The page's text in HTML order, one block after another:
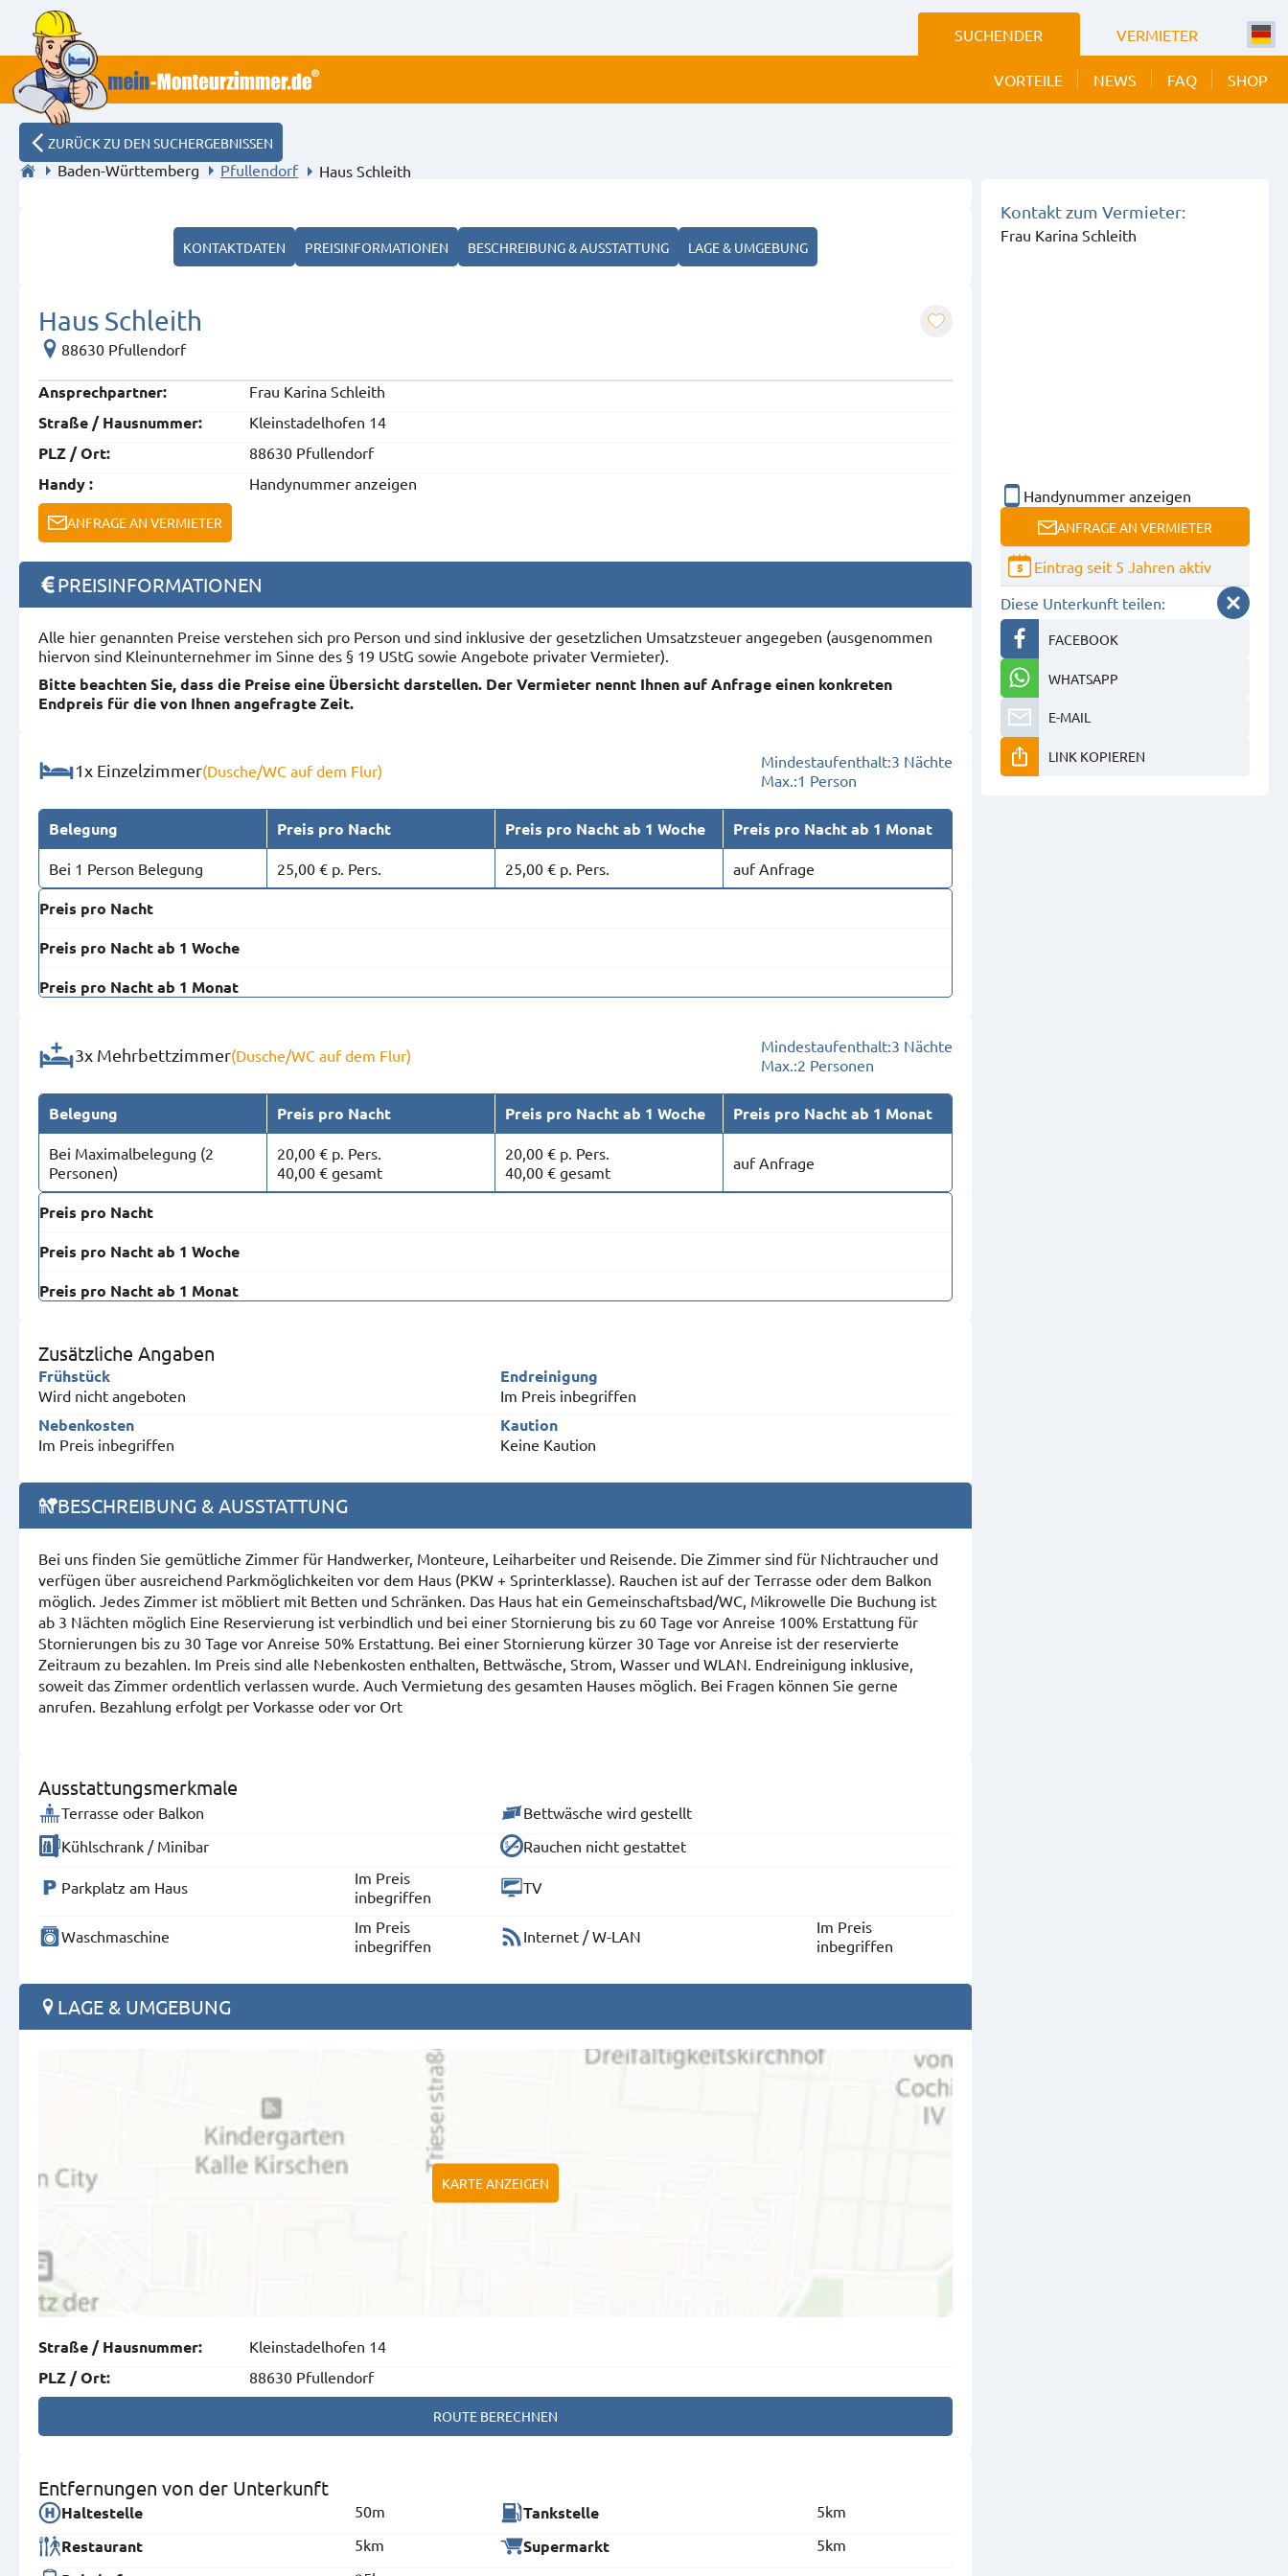
SUCHENDER VERMIETER
VORTEILE NEWS FAQ SHOP
ZURÜCK ZU DEN SUCHERGEBNISSEN
Baden-Württemberg Pfullendorf Haus Schleith
KONTAKTDATEN PREISINFORMATIONEN BESCHREIBUNG & AUSSTATTUNG LAGE & UMGEBUNG
Haus Schleith
88630 Pfullendorf
Ansprech­partner: Frau Karina Schleith
Straße / Hausnummer: Kleinstadelhofen 14
PLZ / Ort: 88630 Pfullendorf
Handy : Handynummer anzeigen
ANFRAGE AN VERMIETER
PREISINFORMATIONEN
Alle hier genannten Preise verstehen sich pro Person und sind inklusive der gesetzlichen Umsatzsteuer angegeben (ausgenommen
hiervon sind Kleinunternehmer im Sinne des § 19 UStG sowie Angebote privater Vermieter).
Bitte beachten Sie, dass die Preise eine Übersicht darstellen. Der Vermieter nennt Ihnen auf Anfrage einen konkreten
Endpreis für die von Ihnen angefragte Zeit.
1x Einzelzimmer(Dusche/WC auf dem Flur) Mindestaufenthalt:3 Nächte
Max.:1 Person
Belegung Preis pro Nacht Preis pro Nacht ab 1 Woche Preis pro Nacht ab 1 Monat
Bei 1 Person Belegung 25,00 € p. Pers. 25,00 € p. Pers. auf Anfrage
Preis pro Nacht
Preis pro Nacht ab 1 Woche
Preis pro Nacht ab 1 Monat
3x Mehrbettzimmer(Dusche/WC auf dem Flur) Mindestaufenthalt:3 Nächte
Max.:2 Personen
Belegung Preis pro Nacht Preis pro Nacht ab 1 Woche Preis pro Nacht ab 1 Monat
Bei Maximal­belegung (2
Personen)
20,00 € p. Pers.
40,00 € gesamt
20,00 € p. Pers.
40,00 € gesamt
auf Anfrage
Preis pro Nacht
Preis pro Nacht ab 1 Woche
Preis pro Nacht ab 1 Monat
Zusätzliche Angaben
Frühstück
Wird nicht angeboten
Endreinigung
Im Preis inbegriffen
Nebenkosten
Im Preis inbegriffen
Kaution
Keine Kaution
BESCHREIBUNG & AUSSTATTUNG
Bei uns finden Sie gemütliche Zimmer für Handwerker, Monteure, Leiharbeiter und Reisende. Die Zimmer sind für Nichtraucher und
verfügen über ausreichend Parkmöglichkeiten vor dem Haus (PKW + Sprinterklasse). Rauchen ist auf der Terrasse oder dem Balkon
möglich. Jedes Zimmer ist möbliert mit Betten und Schränken. Das Haus hat ein Gemeinschaftsbad/WC, Mikrowelle Die Buchung ist
ab 3 Nächten möglich Eine Reservierung ist verbindlich und bei einer Stornierung bis zu 60 Tage vor Anreise 100% Erstattung für
Stornierungen bis zu 30 Tage vor Anreise 50% Erstattung. Bei einer Stornierung kürzer 30 Tage vor Anreise ist der reservierte
Zeitraum zu bezahlen. Im Preis sind alle Nebenkosten enthalten, Bettwäsche, Strom, Wasser und WLAN. Endreinigung inklusive,
soweit das Zimmer ordentlich verlassen wurde. Auch Vermietung des gesamten Hauses möglich. Bei Fragen können Sie gerne
anrufen. Bezahlung erfolgt per Vorkasse oder vor Ort
Ausstattungsmerkmale
Terrasse oder Balkon
Bettwäsche wird gestellt
Kühlschrank / Minibar
Rauchen nicht gestattet
Parkplatz am Haus
Im Preis
inbegriffen
TV
Waschmaschine
Im Preis
inbegriffen
Internet / W-LAN
Im Preis
inbegriffen
LAGE & UMGEBUNG
KARTE ANZEIGEN
Straße / Hausnummer: Kleinstadelhofen 14
PLZ /Ort: 88630 Pfullendorf
ROUTE BERECHNEN
Entfernungen von der Unterkunft
Haltestelle 50m Tankstelle 5km
Restaurant 5km Supermarkt 5km
Kontakt zum Vermieter:
Frau Karina Schleith
Handynummer anzeigen
ANFRAGE AN VERMIETER
5
Eintrag seit 5 Jahren aktiv
Diese Unterkunft teilen:
FACEBOOK
WHATSAPP
E-MAIL
LINK KOPIEREN